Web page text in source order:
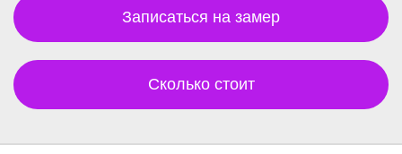
Записаться на замер
Сколько стоит